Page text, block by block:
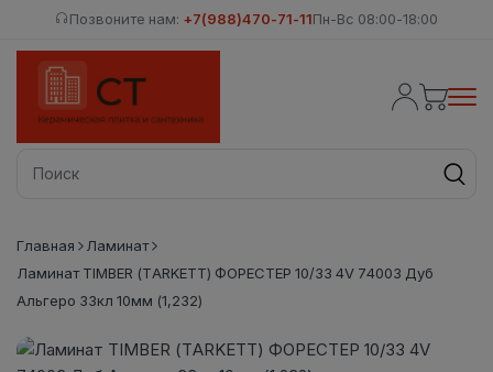
Позвоните нам: +7(988)470-71-11Пн-Вс 08:00-18:00
Главная
Ламинат
Ламинат TIMBER (TARKETT) ФОРЕСТЕР 10/33 4V 74003 Дуб
Альгеро 33кл 10мм (1,232)